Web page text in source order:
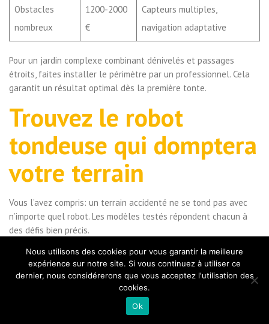
Obstacles
nombreux
1200-2000
€
Capteurs multiples,
navigation adaptative
Pour un jardin complexe combinant dénivelés et passages
étroits, faites installer le périmètre par un professionnel. Cela
garantit un résultat optimal dès la première tonte.
Trouvez le robot
tondeuse qui domptera
votre terrain
Vous l’avez compris: un terrain accidenté ne se tond pas avec
n’importe quel robot. Les modèles testés répondent chacun à
des défis bien précis.
Le Husqvarna 435X AWD NERA reste le champion toutes
catégories pour les pentes extrêmes. Votre choix dépendra
surtout de vos contraintes réelles: pourcentage de pente,
Prenez 10 minutes pour mesurer les zones les plus raides de
Nous utilisons des cookies pour vous garantir la meilleure
expérience sur notre site. Si vous continuez à utiliser ce
dernier, nous considérerons que vous acceptez l'utilisation des
cookies.
Ok